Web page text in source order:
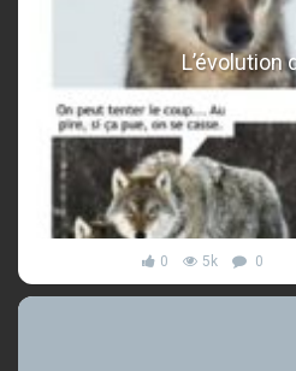
L’évolution
0 5k 0